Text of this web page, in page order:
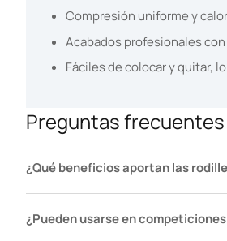
Compresión uniforme y
Acabados profesionales
Fáciles de colocar y quitar,
Preguntas frecuentes
¿Qué beneficios aportan las
¿Pueden usarse en